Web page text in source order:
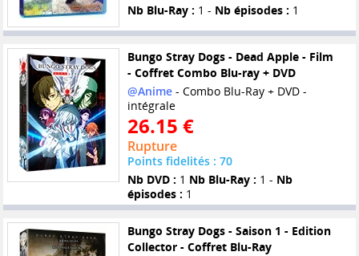
Nb Blu-Ray : 1 - Nb épisodes : 1
Bungo Stray Dogs - Dead Apple - Film
- Coffret Combo Blu-ray + DVD
@Anime- Combo Blu-Ray + DVD -
intégrale
26.15 €
Rupture
Points fidelités : 70
Nb DVD : 1 Nb Blu-Ray : 1 - Nb
épisodes : 1
Bungo Stray Dogs - Saison 1 - Edition
Collector - Coffret Blu-Ray